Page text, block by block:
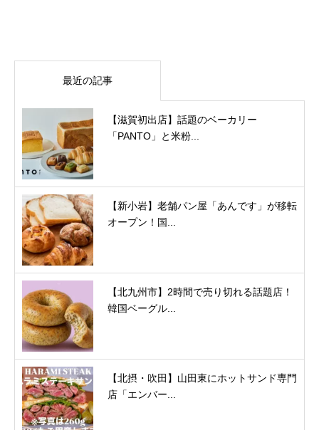
最近の記事
【滋賀初出店】話題のベーカリー
「PANTO」と米粉...
【新小岩】老舗パン屋「あんです」が移転
オープン！国...
【北九州市】2時間で売り切れる話題店！
韓国ベーグル...
【北摂・吹田】山田東にホットサンド専門
店「エンバー...